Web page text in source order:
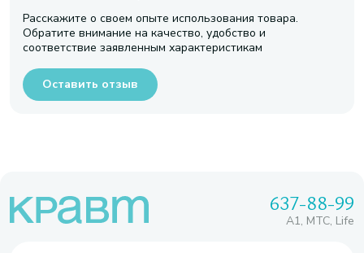
Расскажите о своем опыте использования товара.
Обратите внимание на качество, удобство и
соответствие заявленным характеристикам
Оставить отзыв
637-88-99
A1, МТС, Life